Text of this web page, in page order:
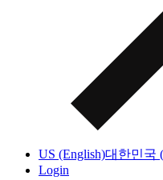
US (English)대한민국
Login